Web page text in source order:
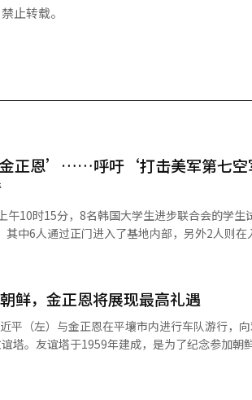
止转载。
正恩’……呼吁‘打击美军第七空
午10时15分，8名韩国大学生进步联合会的学
护
过程中，组织成员因擅自闯入美国大使馆官邸、政府机关
被起诉的案例也屡见不鲜。 此次乌山空军基地的擅自闯入事件进一步加剧
上出现了“这已超越了单纯的示威，直接涉及
活动进行重新评估。※ 本报道经人工智能（AI）
鲜，金正恩将展现最高礼遇
）与金正恩在平壤市内进行车队游行，向欢迎的市民挥手。
塔。友谊塔于1959年建成，是为了纪念参加朝
问朝鲜时的惯例之地。习近平在2019年访朝时也